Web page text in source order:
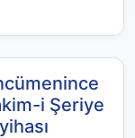
i Şeriye